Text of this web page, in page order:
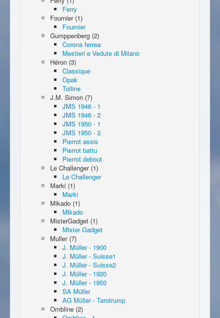
Ferry
Fournier (1)
Fournier
Gumppenberg (2)
Corona ferrea
Mestieri e Vedute di Milano
Héron (3)
Classique
Opak
Toiline
J.M. Simon (7)
JMS 1946 - 1
JMS 1946 - 2
JMS 1950 - 1
JMS 1950 - 2
Pierrot assis
Pierrot battu
Pierrot debout
Le Challenger (1)
Le Challenger
Marki (1)
Marki
Mikado (1)
Mikado
MisterGadget (1)
Mister Gadget
Muller (7)
J. Müller - 1900
J. Müller - Suisse1
J. Müller - Suisse2
J. Müller - 1920
J. Müller - 1950
SA Müller
AG Müller - Tarotrump
Ombline (2)